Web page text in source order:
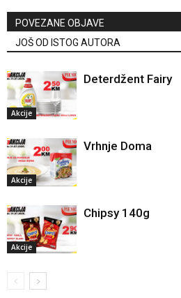
POVEZANE OBJAVE
JOŠ OD ISTOG AUTORA
Akcije
Deterdžent Fairy
Akcije
Vrhnje Doma
Akcije
Chipsy 140g